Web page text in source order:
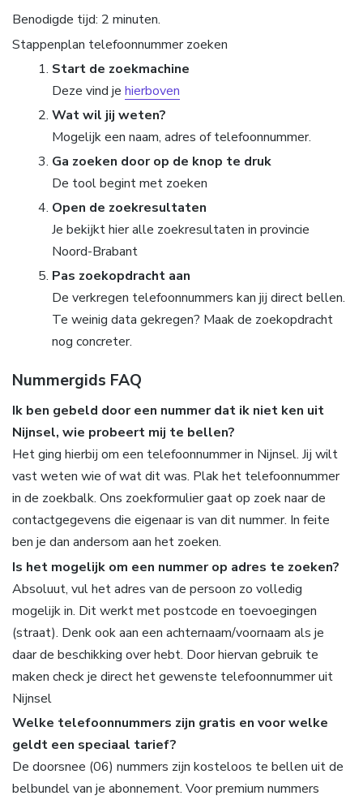
Benodigde tijd: 2 minuten.
Stappenplan telefoonnummer zoeken
Start de zoekmachine
Deze vind je hierboven
Wat wil jij weten?
Mogelijk een naam, adres of telefoonnummer.
Ga zoeken door op de knop te druk
De tool begint met zoeken
Open de zoekresultaten
Je bekijkt hier alle zoekresultaten in provincie
Noord-Brabant
Pas zoekopdracht aan
De verkregen telefoonnummers kan jij direct bellen.
Te weinig data gekregen? Maak de zoekopdracht
nog concreter.
Nummergids FAQ
Ik ben gebeld door een nummer dat ik niet ken uit
Nijnsel, wie probeert mij te bellen?
Het ging hierbij om een telefoonnummer in Nijnsel. Jij wilt
vast weten wie of wat dit was. Plak het telefoonnummer
in de zoekbalk. Ons zoekformulier gaat op zoek naar de
contactgegevens die eigenaar is van dit nummer. In feite
ben je dan andersom aan het zoeken.
Is het mogelijk om een nummer op adres te zoeken?
Absoluut, vul het adres van de persoon zo volledig
mogelijk in. Dit werkt met postcode en toevoegingen
(straat). Denk ook aan een achternaam/voornaam als je
daar de beschikking over hebt. Door hiervan gebruik te
maken check je direct het gewenste telefoonnummer uit
Nijnsel
Welke telefoonnummers zijn gratis en voor welke
geldt een speciaal tarief?
De doorsnee (06) nummers zijn kosteloos te bellen uit de
belbundel van je abonnement. Voor premium nummers